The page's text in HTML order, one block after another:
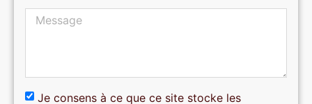
Je consens à ce que ce site stocke les